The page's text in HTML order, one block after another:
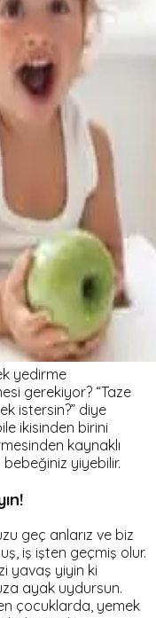
yedirme
gerekiyor? “Taze
istersin?” diye
ikisinden birini
kaynaklı
yiyebilir.
geç anlarız ve biz
iş işten geçmiş olur.
yavaş yiyin ki
ayak uydursun.
çocuklarda, yemek